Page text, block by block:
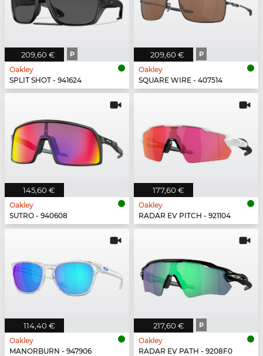
209,60 € P
Oakley
SPLIT SHOT - 941624
209,60 € P
Oakley
SQUARE WIRE - 407514
145,60 €
Oakley
SUTRO - 940608
177,60 €
Oakley
RADAR EV PITCH - 921104
114,40 €
Oakley
MANORBURN - 947906
217,60 € P
Oakley
RADAR EV PATH - 9208F0